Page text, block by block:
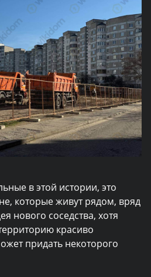
в этой истории, это
которые живут рядом, вряд
нового соседства, хотя
красиво
придать некоторого